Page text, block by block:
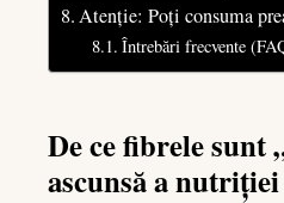
Atenție: Poți consuma
Întrebări frecvente
De ce fibrele sunt
ascunsă a nutriției